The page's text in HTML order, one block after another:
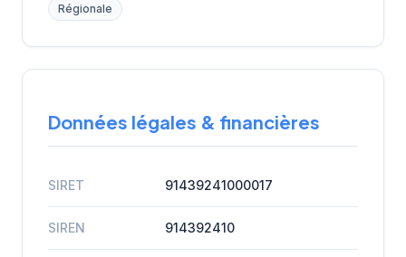
Régionale
Données légales & financières
SIRET 91439241000017
SIREN 914392410